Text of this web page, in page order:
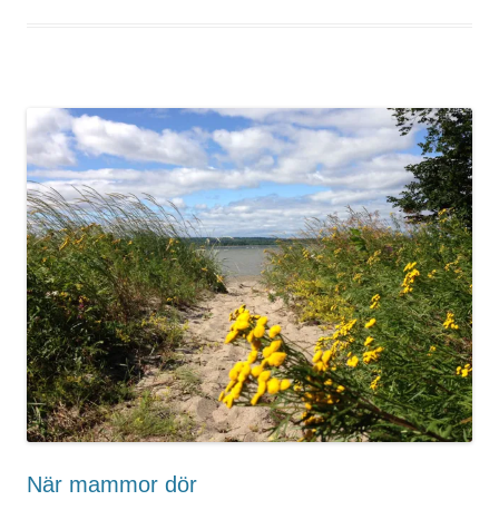
När mammor dör